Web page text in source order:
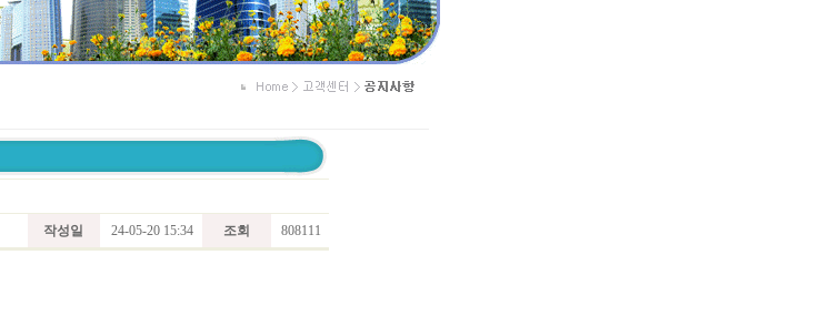
작성일 24-05-20 15:34 조회 808111